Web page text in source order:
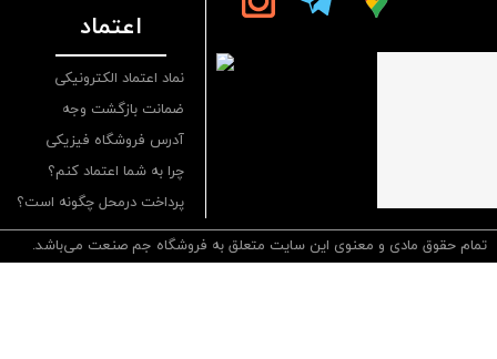
تمام حقوق مادی و معنوی این سایت متعلق به فروشگاه جم صنعت می‌باشد.
اعتماد
نماد اعتماد الکترونیکی
ضمانت بازگشت وجه
آدرس فروشگاه فیزیکی
چرا به شما اعتماد کنم؟
پرداخت درمحل چگونه است؟